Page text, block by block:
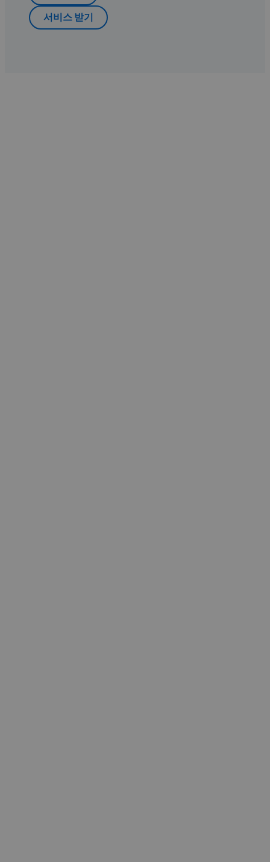
서비스 받기